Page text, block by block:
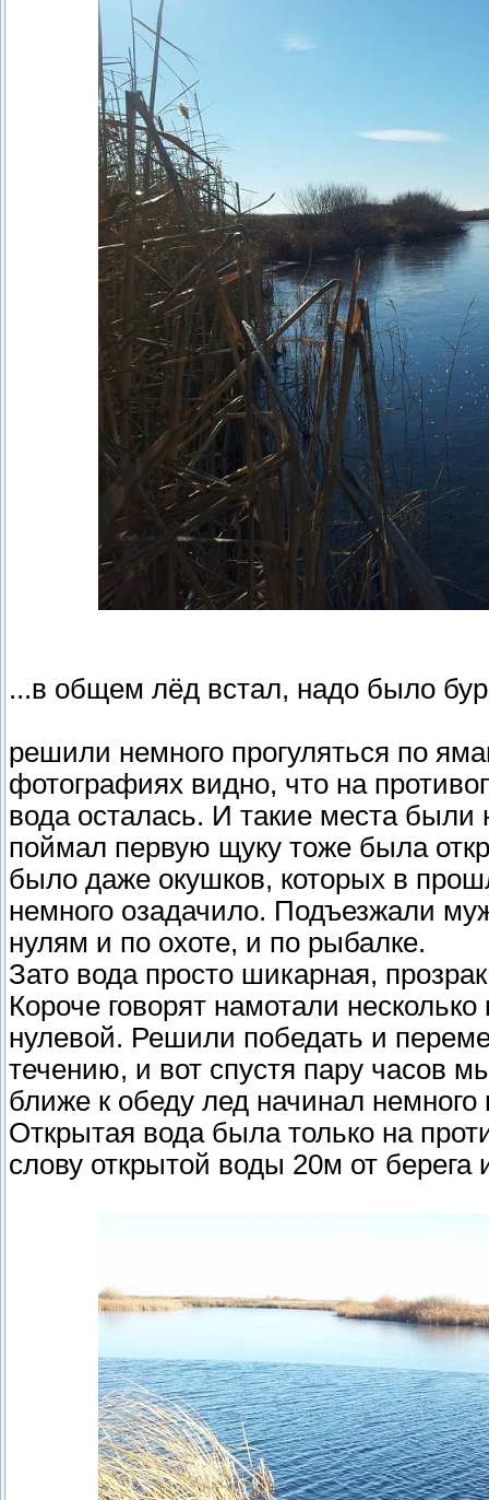
...в общем лёд встал, надо было
решили немного прогуляться по
фотографиях видно, что на
вода осталась. И такие места
поймал первую щуку тоже была
было даже окушков, которых в
немного озадачило. Подъезжали
нулям и по охоте, и по рыбалке.
Зато вода просто шикарная,
Короче говорят намотали
нулевой. Решили победать и
течению, и вот спустя пару часов
ближе к обеду лед начинал немного
Открытая вода была только на
слову открытой воды 20м от